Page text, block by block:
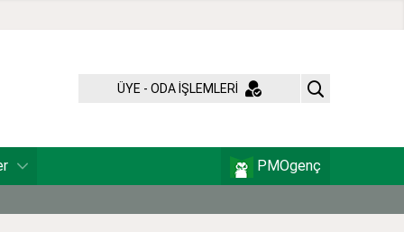
ÜYE - ODA İŞLEMLERİ
PMOgenç